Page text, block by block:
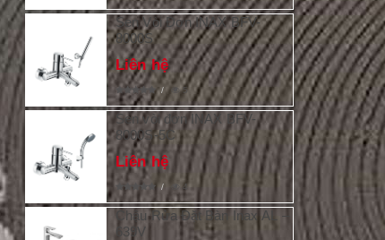
Sen Vòi Đơn INAX BFV-
8000S
Liên hệ
5
Sen vòi đơn INAX BFV-
8000S-5C
Liên hệ
4
Chậu Rửa Đặt Bàn Inax AL –
639V